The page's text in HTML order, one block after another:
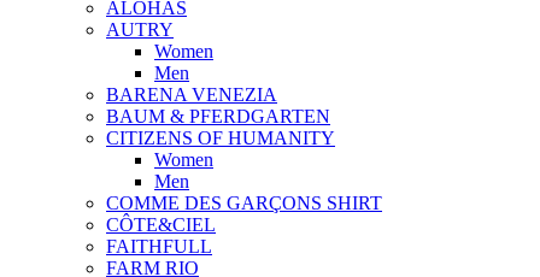
ALOHAS
AUTRY
Women
Men
BARENA VENEZIA
BAUM & PFERDGARTEN
CITIZENS OF HUMANITY
Women
Men
COMME DES GARÇONS SHIRT
CÔTE&CIEL
FAITHFULL
FARM RIO